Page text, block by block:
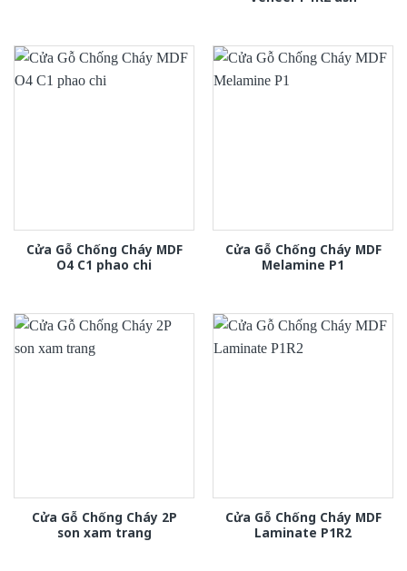
Cửa Gỗ Chống Cháy MDF
O4 C1 phao chi
Cửa Gỗ Chống Cháy MDF
Melamine P1
Cửa Gỗ Chống Cháy 2P
son xam trang
Cửa Gỗ Chống Cháy MDF
Laminate P1R2